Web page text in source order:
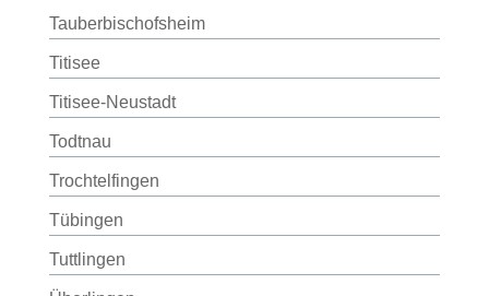
Tauberbischofsheim
Titisee
Titisee-Neustadt
Todtnau
Trochtelfingen
Tübingen
Tuttlingen